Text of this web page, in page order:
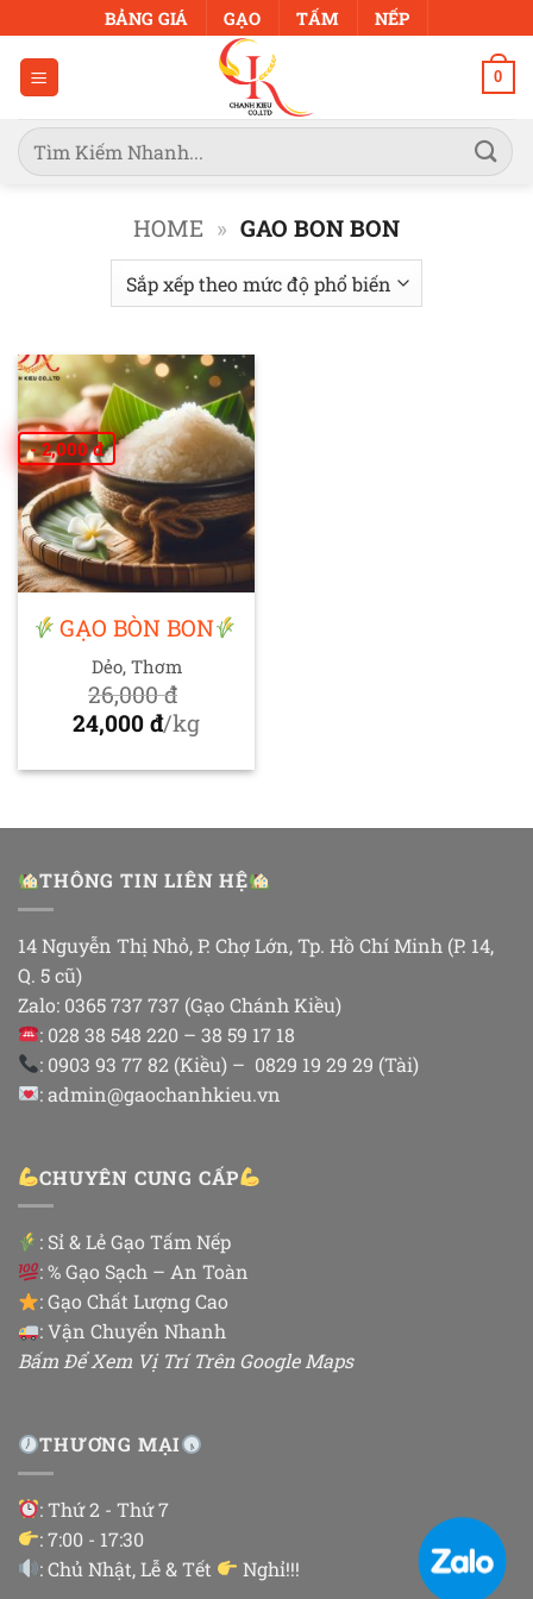
qua
dung
BẢNG GIÁ GẠO TẤM NẾP
0
Tìm
kiếm:
HOME » GAO BON BON
- 2,000 đ
GẠO BÒN BON
Dẻo, Thơm
26,000đ
Giá
là:
24,000 đ/kg
hiện
là:
24,000 đ.
THÔNG TIN LIÊN HỆ
14 Nguyễn Thị Nhỏ, P. Chợ Lớn, Tp. Hồ Chí Minh (P. 14,
Q. 5 cũ)
Zalo: 0365 737 737 (Gạo Chánh Kiều)
: 028 38 548 220 – 38 59 17 18
: 0903 93 77 82 (Kiều) – 0829 19 29 29 (Tài)
: admin@gaochanhkieu.vn
CHUYÊN CUNG CẤP
: Sỉ & Lẻ Gạo Tấm Nếp
: % Gạo Sạch – An Toàn
: Gạo Chất Lượng Cao
: Vận Chuyển Nhanh
Bấm Để Xem Vị Trí Trên Google Maps
THƯƠNG MẠI
: Thứ 2 - Thứ 7
: 7:00 - 17:30
: Chủ Nhật, Lễ & Tết
Nghỉ!!!